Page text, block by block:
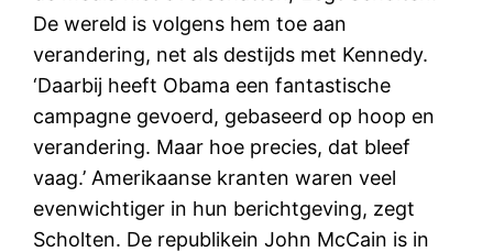
De wereld is volgens hem toe aan
verandering, net als destijds met Kennedy.
‘Daarbij heeft Obama een fantastische
campagne gevoerd, gebaseerd op hoop en
verandering. Maar hoe precies, dat bleef
vaag.’ Amerikaanse kranten waren veel
evenwichtiger in hun berichtgeving, zegt
Scholten. De republikein John McCain is in